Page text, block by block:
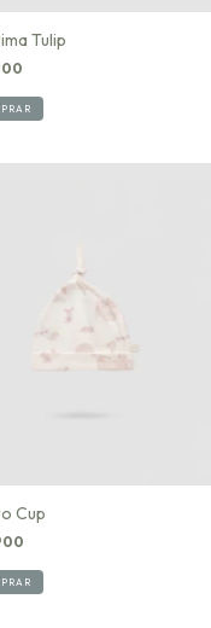
Tulip
Cup